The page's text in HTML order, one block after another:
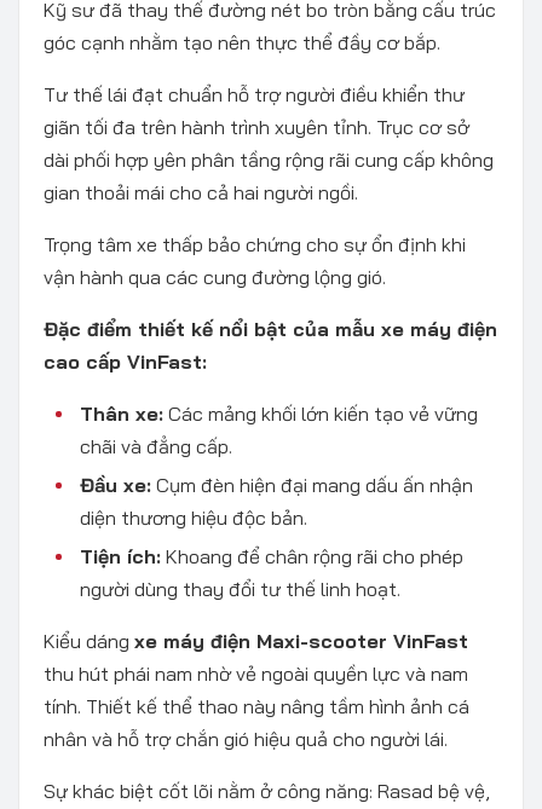
Kỹ sư đã thay thế đường nét bo tròn bằng cấu trúc
góc cạnh nhằm tạo nên thực thể đầy cơ bắp.
Tư thế lái đạt chuẩn hỗ trợ người điều khiển thư
giãn tối đa trên hành trình xuyên tỉnh. Trục cơ sở
dài phối hợp yên phân tầng rộng rãi cung cấp không
gian thoải mái cho cả hai người ngồi.
Trọng tâm xe thấp bảo chứng cho sự ổn định khi
vận hành qua các cung đường lộng gió.
Đặc điểm thiết kế nổi bật của mẫu xe máy điện
cao cấp VinFast:
Thân xe: Các mảng khối lớn kiến tạo vẻ vững
chãi và đẳng cấp.
Đầu xe: Cụm đèn hiện đại mang dấu ấn nhận
diện thương hiệu độc bản.
Tiện ích: Khoang để chân rộng rãi cho phép
người dùng thay đổi tư thế linh hoạt.
Kiểu dáng xe máy điện Maxi-scooter VinFast
thu hút phái nam nhờ vẻ ngoài quyền lực và nam
tính. Thiết kế thể thao này nâng tầm hình ảnh cá
nhân và hỗ trợ chắn gió hiệu quả cho người lái.
Sự khác biệt cốt lõi nằm ở công năng: Rasad bệ vệ,